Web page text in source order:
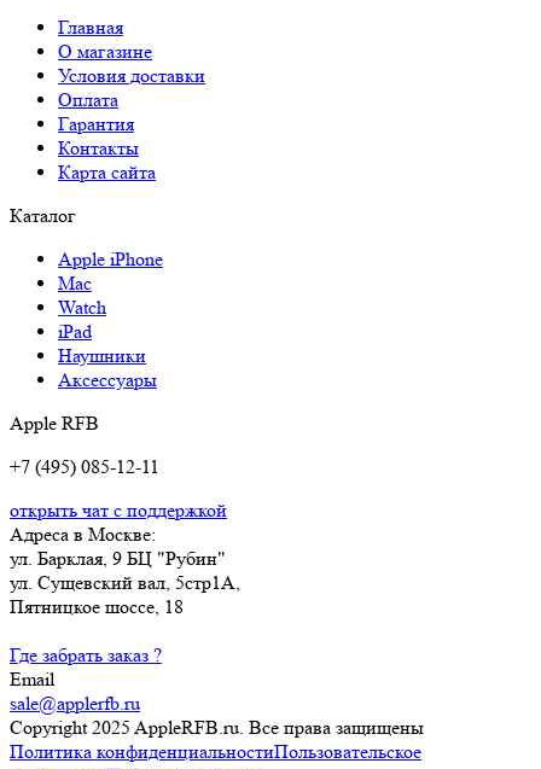
Главная
О магазине
Условия доставки
Оплата
Гарантия
Контакты
Карта сайта
Каталог
Apple iPhone
Mac
Watch
iPad
Наушники
Аксессуары
Apple RFB
+7 (495) 085-12-11
открыть чат с поддержкой
Адреса в Москве:
ул. Барклая, 9 БЦ "Рубин"
ул. Сущевский вал, 5стр1А,
Пятницкое шоссе, 18
Где забрать заказ ?
Email
sale@applerfb.ru
Copyright 2025 AppleRFB.ru. Все права защищены
Политика конфиденциальностиПользовательское